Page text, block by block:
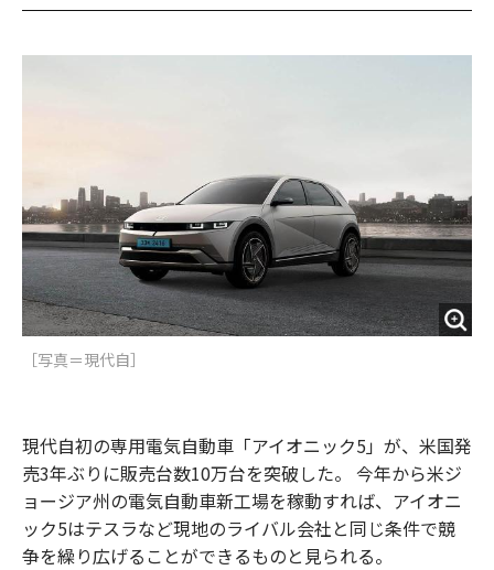
c
b
i
t
o
o
o
i
［写真＝現代自］
現代自初の専用電気自動車「アイオニック5」が、米国発
売3年ぶりに販売台数10万台を突破した。 今年から米ジ
ョージア州の電気自動車新工場を稼動すれば、アイオニ
ック5はテスラなど現地のライバル会社と同じ条件で競
争を繰り広げることができるものと見られる。